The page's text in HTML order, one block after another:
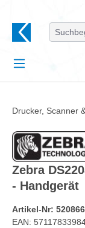
Drucker, Scanner
Zebra
- Handgerät
Artikel-Nr:
EAN: